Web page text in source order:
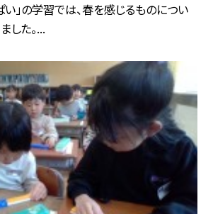
」の学習では、春を感じるものについ
した。...